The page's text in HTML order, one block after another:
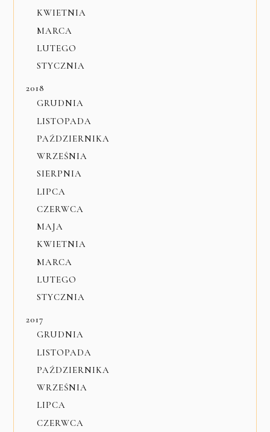
KWIETNIA
MARCA
LUTEGO
STYCZNIA
2018
GRUDNIA
LISTOPADA
PAŹDZIERNIKA
WRZEŚNIA
SIERPNIA
LIPCA
CZERWCA
MAJA
KWIETNIA
MARCA
LUTEGO
STYCZNIA
2017
GRUDNIA
LISTOPADA
PAŹDZIERNIKA
WRZEŚNIA
LIPCA
CZERWCA